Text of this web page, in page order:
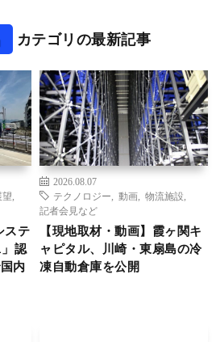
カテゴリの最新記事
望
ステ
認
内
2026.08.07
テクノロジー
動画 物流施設
記者会見など
【現地取材・動画】霞ヶ関キ
ャピタル、川崎・東扇島の冷
凍自動倉庫を公開